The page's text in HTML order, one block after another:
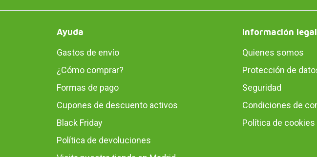
Ayuda
Gastos de envío
¿Cómo comprar?
Formas de pago
Cupones de descuento activos
Black Friday
Política de devoluciones
Información legal
Quienes somos
Protección de
Seguridad
Condiciones de
Política de cookies